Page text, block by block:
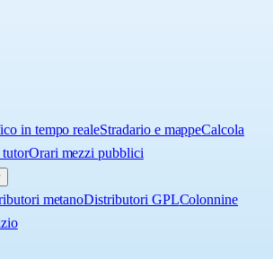
in tempo realeStradario e mappeCalcola
Orari mezzi pubblici
metanoDistributori GPLColonnine